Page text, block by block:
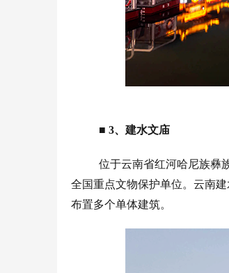
■ 3、建水文庙
位于云南省红河哈尼族彝
全国重点文物保护单位。云南
布置多个单体建筑。